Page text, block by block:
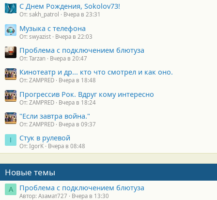
С Днем Рождения, Sokolov73!
От: sakh_patrol Вчера в 23:31
Музыка с телефона
От: swyazist Вчера в 22:03
Проблема с подключением блютуза
От: Tarzan Вчера в 20:47
Кинотеатр и др... кто что смотрел и как оно.
От: ZAMPRED Вчера в 18:48
Прогрессив Рок. Вдруг кому интересно
От: ZAMPRED Вчера в 18:24
"Если завтра война."
От: ZAMPRED Вчера в 09:37
I Стук в рулевой
От: IgorK Вчера в 08:48
Новые темы
А Проблема с подключением блютуза
Автор: Азамат727 Вчера в 13:30